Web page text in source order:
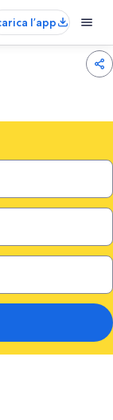
l’app